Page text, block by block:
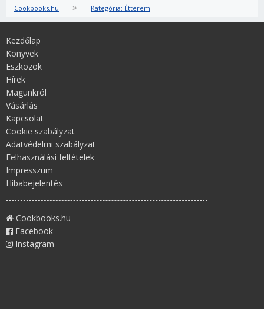
Cookbooks.hu » Kategória: Étterem
Kezdőlap
Könyvek
Eszközök
Hírek
Magunkról
Vásárlás
Kapcsolat
Cookie szabályzat
Adatvédelmi szabályzat
Felhasználási feltételek
Impresszum
Hibabejelentés
Cookbooks.hu
Facebook
Instagram